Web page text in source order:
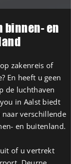
binnen- en
zakenreis of
En heeft u geen
de luchthaven
in Aalst biedt
verschillende
en buitenland.
of u vertrekt